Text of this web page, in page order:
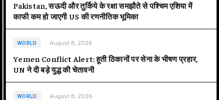
Pakistan, सऊदी और तुर्किये के रक्षा समझौते से पश्चिम एशिया में
काफी कम हो जाएगी US की रणनीतिक भूमिका
WORLD August 8, 2026
Yemen Conflict Alert: हूती ठिकानों पर सेना के भीषण प्रहार,
UN ने दी बड़े युद्ध की चेतावनी
WORLD August 8, 2026